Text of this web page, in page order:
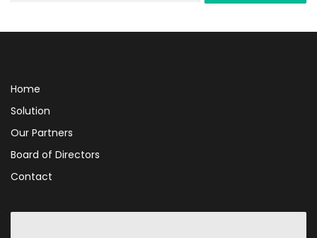
Home
Solution
Our Partners
Board of Directors
Contact